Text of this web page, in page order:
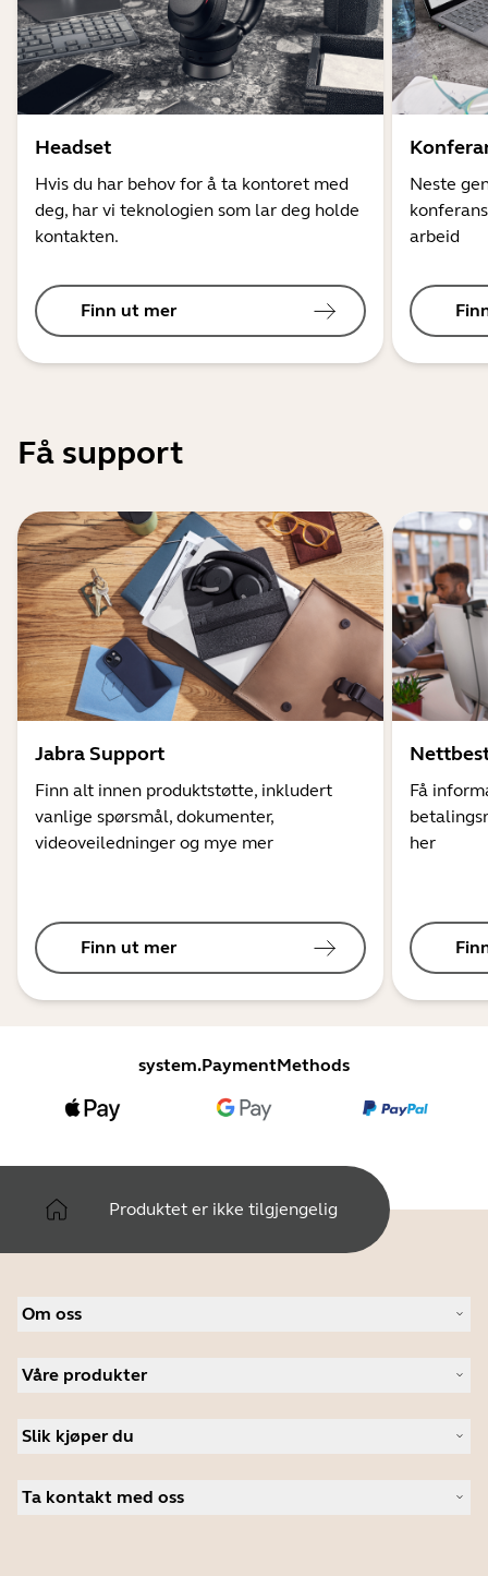
Headset
Hvis du har behov for å ta kontoret med
deg, har vi teknologien som lar deg holde
kontakten.
Finn ut mer
Neste
arbeid
Få support
Jabra Support
Finn alt innen produktstøtte, inkludert
vanlige spørsmål, dokumenter,
videoveiledninger og mye mer
Finn ut mer
Få
her
system.PaymentMethods
Produktet er ikke tilgjengelig
Om oss
Karriere
Nyheter og pressemeldinger
Les bloggen vår
Kundehistorier
Våre produkter
Konferansehøyttalere
Personlige kameraer
Programvare
Slik kjøper du
Studentrabatt
Ta kontakt med oss